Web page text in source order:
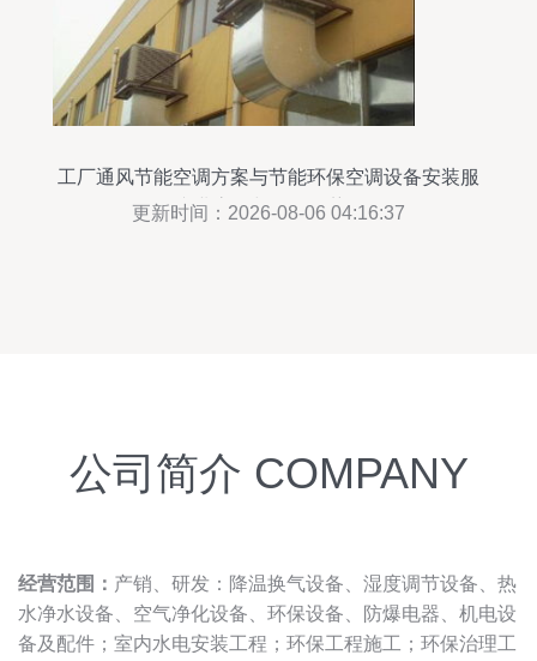
工厂通风节能空调方案与节能环保空调设备安装服
务 专业高效与价格优势解析
更新时间：2026-08-06 04:16:37
公司简介 COMPANY
经营范围： 产销、研发：降温换气设备、湿度调节设备、热
水净水设备、空气净化设备、环保设备、防爆电器、机电设
备及配件；室内水电安装工程；环保工程施工；环保治理工